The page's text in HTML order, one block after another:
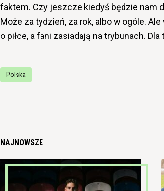
faktem. Czy jeszcze kiedyś będzie nam
Może za tydzień, za rok, albo w ogóle.
o piłce, a fani zasiadają na trybunach.
Polska
NAJNOWSZE